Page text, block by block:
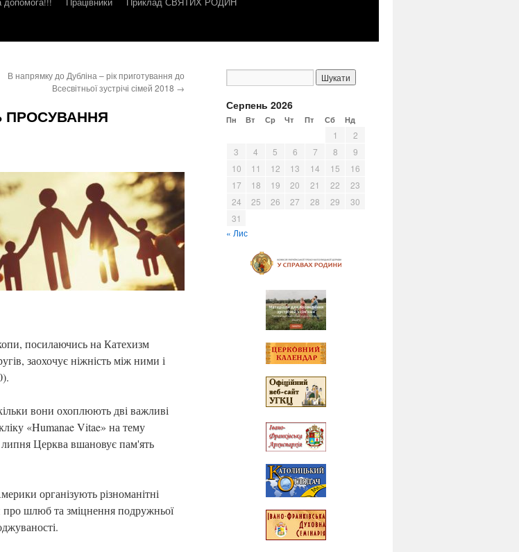
В напрямку до Дубліна – рік приготування до
Всесвітньої зустрічі сімей 2018 →
ПРОСУВАННЯ
посилаючись на Катехизм
заохочує ніжність між ними і
вони охоплюють дві важливі
«Humanae Vitae» на тему
липня Церква вшановує пам'ять
організують різноманітні
про шлюб та зміцнення подружньої
Серпень 2026
Пн Вт Ср Чт Пт Сб Нд
1
2
3
4 5 6 7 8
9
10
11 12 13 14 15
16
17
18 19 20 21 22
23
24
25 26 27 28 29
30
31
« Лис